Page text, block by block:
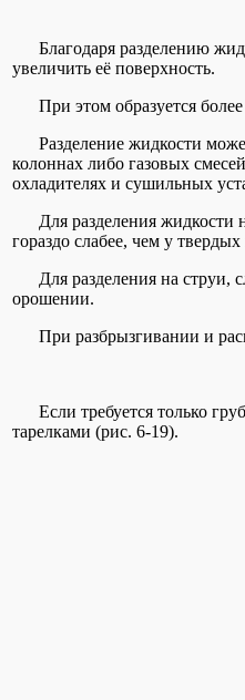
Благодаря разделению
увеличить её поверхность.
При этом образуется более
Разделение жидкости
колоннах либо газовых
охладителях и сушильных
Для разделения жидкости
гораздо слабее, чем у
Для разделения на струи,
орошении.
При разбрызгивании и
Если требуется только
тарелками (рис. 6-19).